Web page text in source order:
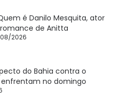
é Danilo Mesquita, ator
de Anitta
2026
do Bahia contra o
enfrentam no domingo